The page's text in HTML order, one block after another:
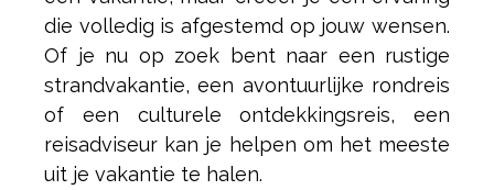
die volledig is afgestemd op jouw wensen.
Of je nu op zoek bent naar een rustige
strandvakantie, een avontuurlijke rondreis
of een culturele ontdekkingsreis, een
reisadviseur kan je helpen om het meeste
uit je vakantie te halen.